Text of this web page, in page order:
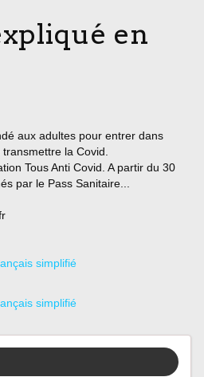
en
aux adultes pour entrer dans
la Covid.
Tous Anti Covid. A partir du 30
par le Pass Sanitaire...